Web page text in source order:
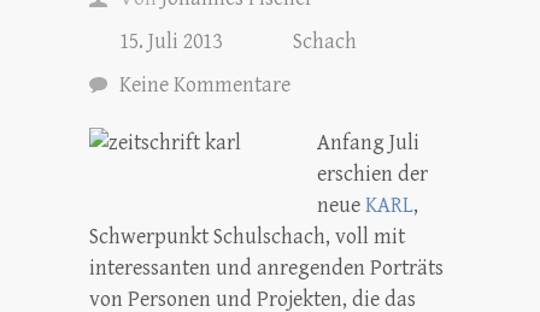
15. Juli 2013
Schach
Keine Kommentare
Anfang Juli
erschien der
neueKARL,
Schwerpunkt Schulschach, voll mit
interessanten und anregenden Porträts
von Personen und Projekten, die das